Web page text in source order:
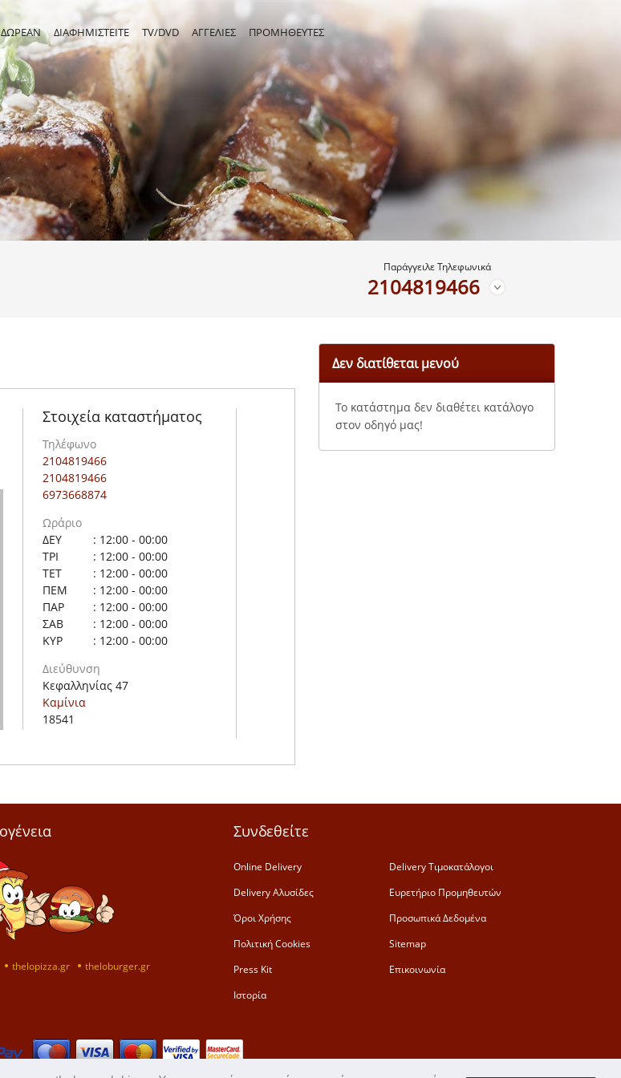
ΔΩΡΕΑΝ ΔΙΑΦΗΜΙΣΤΕΙΤΕ TV/DVD ΑΓΓΕΛΙΕΣ ΠΡΟΜΗΘΕΥΤΕΣ
Παράγγειλε Τηλεφωνικά
2104819466
Στοιχεία καταστήματος
Τηλέφωνο
2104819466
2104819466
6973668874
Ωράριο
ΔΕΥ
: 12:00 - 00:00
ΤΡΙ
: 12:00 - 00:00
ΤΕΤ
: 12:00 - 00:00
ΠΕΜ
: 12:00 - 00:00
ΠΑΡ
: 12:00 - 00:00
ΣΑΒ
: 12:00 - 00:00
ΚΥΡ
: 12:00 - 00:00
Διεύθυνση
Κεφαλληνίας 47
Καμίνια
18541
Δεν διατίθεται μενού
Το κατάστημα δεν διαθέτει κατάλογο
στον οδηγό μας!
thelopizza.gr theloburger.gr
Συνδεθείτε
Online Delivery
Delivery Τιμοκατάλογοι
Delivery Αλυσίδες
Ευρετήριο Προμηθευτών
Όροι Χρήσης
Προσωπικά Δεδομένα
Πολιτική Cookies
Sitemap
Press Kit
Επικοινωνία
Ιστορία